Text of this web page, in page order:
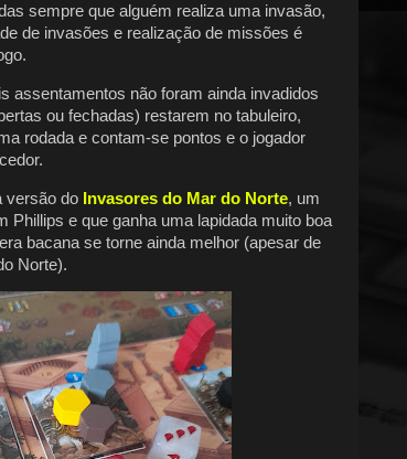
sempre que alguém realiza uma invasão,
de invasões e realização de missões é
assentamentos não foram ainda invadidos
ou fechadas) restarem no tabuleiro,
rodada e contam-se pontos e o jogador
versão do Invasores do Mar do Norte, um
Phillips e que ganha uma lapidada muito boa
bacana se torne ainda melhor (apesar de
Norte).